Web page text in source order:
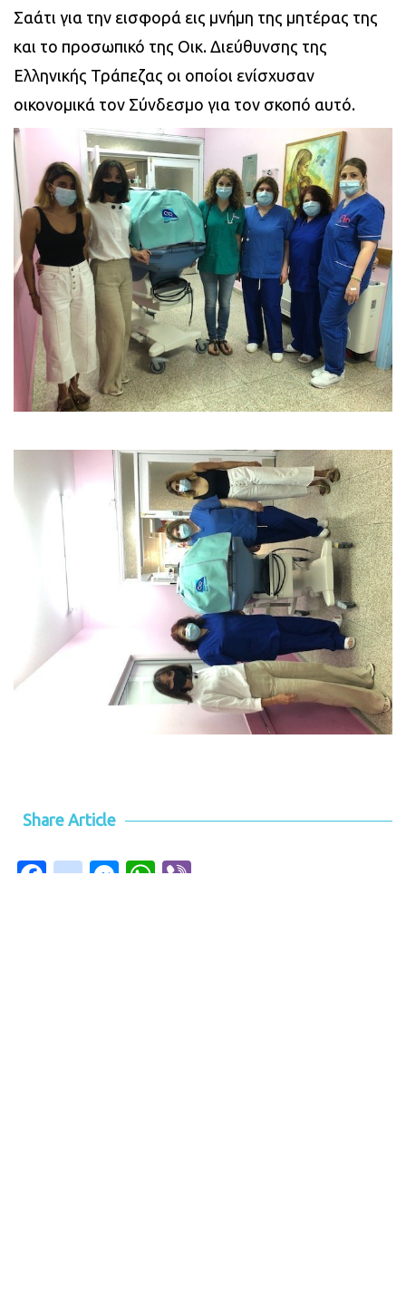
Σαάτι για την εισφορά εις μνήμη της μητέρας της
και το προσωπικό της Οικ. Διεύθυνσης της
Ελληνικής Τράπεζας οι οποίοι ενίσχυσαν
οικονομικά τον Σύνδεσμο για τον σκοπό αυτό.
Share Article
Facebook
instagram
Messenger
WhatsApp